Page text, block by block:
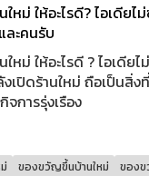
หม่ ให้อะไรดี? ไอเดียไ
ะคนรับ
หม่ ให้อะไรดี ? ไอเดีย
เปิดร้านใหม่ ถือเป็นสิ่ง
จการรุ่งเรือง
ของขวัญขึ้นบ้านใหม่ ของ